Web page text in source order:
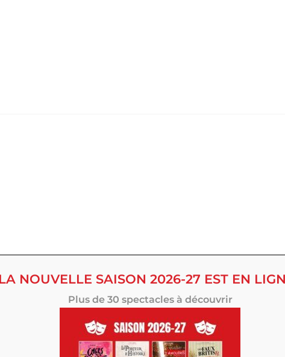
LA NOUVELLE SAISON 2026-27 EST EN
Plus de 30 spectacles à découvrir